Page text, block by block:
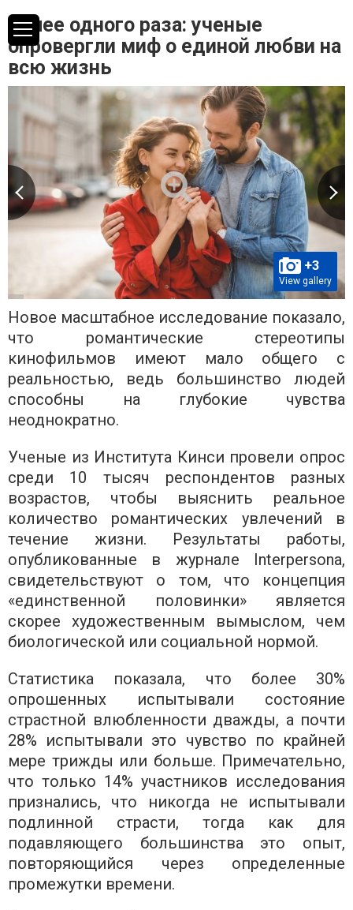
Более одного раза: ученые
опровергли миф о единой любви на
всю жизнь
+3
View gallery
Новое масштабное исследование показало,
что романтические стереотипы
кинофильмов имеют мало общего с
реальностью, ведь большинство людей
способны на глубокие чувства
неоднократно.
Ученые из Института Кинси провели опрос
среди 10 тысяч респондентов разных
возрастов, чтобы выяснить реальное
количество романтических увлечений в
течение жизни. Результаты работы,
опубликованные в журнале Interpersona,
свидетельствуют о том, что концепция
«единственной половинки» является
скорее художественным вымыслом, чем
биологической или социальной нормой.
Статистика показала, что более 30%
опрошенных испытывали состояние
страстной влюбленности дважды, а почти
28% испытывали это чувство по крайней
мере трижды или больше. Примечательно,
что только 14% участников исследования
признались, что никогда не испытывали
подлинной страсти, тогда как для
подавляющего большинства это опыт,
повторяющийся через определенные
промежутки времени.